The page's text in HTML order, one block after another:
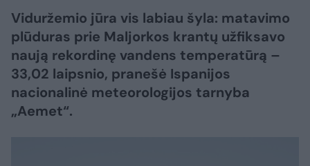
Viduržemio jūra vis labiau šyla: matavimo
plūduras prie Maljorkos krantų užfiksavo
naują rekordinę vandens temperatūrą –
33,02 laipsnio, pranešė Ispanijos
nacionalinė meteorologijos tarnyba
„Aemet“.